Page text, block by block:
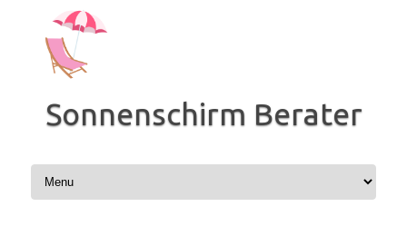
springen
Sonnenschirm Berater